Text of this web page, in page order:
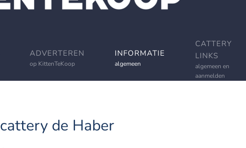
ADVERTEREN
op KittenTeKoop
INFORMATIE
algemeen
CATTERY
LINKS
algemeen en
aanmelden
cattery de Haber